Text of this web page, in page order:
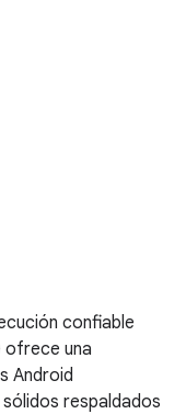
confiable
ofrece una
Android
respaldados